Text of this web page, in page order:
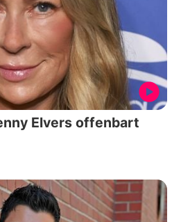
Elvers offenbart